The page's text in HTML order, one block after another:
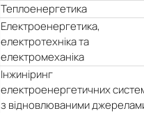
Теплоенергетика
Електроенергетика,
електротехніка та
електромеханіка
Інжиніринг
електроенергетичних
з відновлюваними